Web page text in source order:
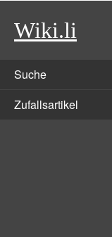
Wiki.li
Suche
Zufallsartikel